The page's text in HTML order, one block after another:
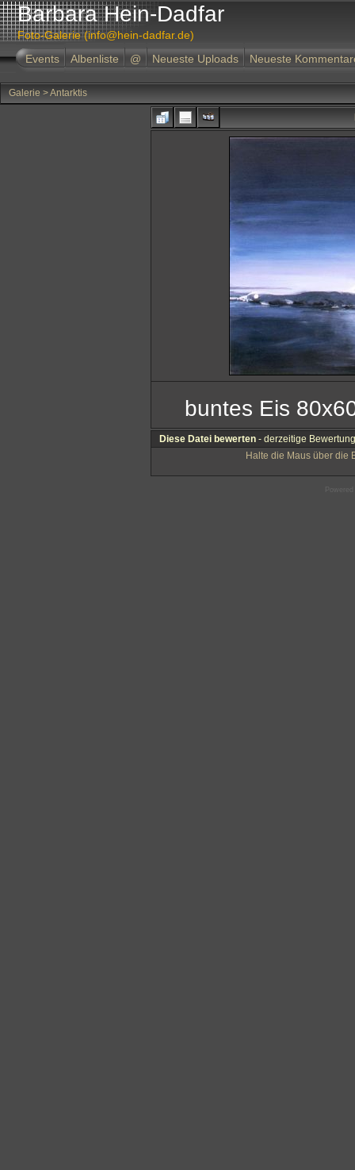
Barbara Hein-Dadfar
Foto-Galerie (info@hein-dadfar.de)
Events
Albenliste @ Neueste Uploads Neueste
Galerie >Antarktis
buntes Eis
Diese Datei bewerten - derzeitige
Halte die Maus über die